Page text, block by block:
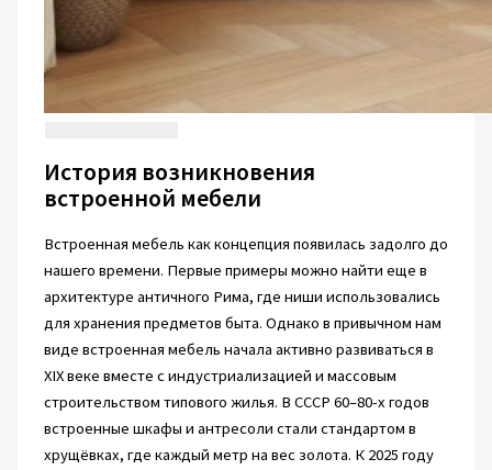
История возникновения
встроенной мебели
Встроенная мебель как концепция появилась задолго до
нашего времени. Первые примеры можно найти еще в
архитектуре античного Рима, где ниши использовались
для хранения предметов быта. Однако в привычном нам
виде встроенная мебель начала активно развиваться в
XIX веке вместе с индустриализацией и массовым
строительством типового жилья. В СССР 60–80-х годов
встроенные шкафы и антресоли стали стандартом в
хрущёвках, где каждый метр на вес золота. К 2025 году